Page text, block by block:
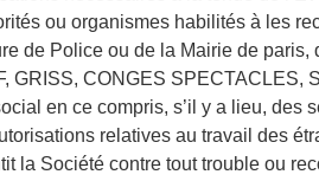
ou organismes habilités à les
de Police ou de la Mairie de paris,
GRISS, CONGES SPECTACLES,
en ce compris, s’il y a lieu, des
relatives au travail des
la Société contre tout trouble ou